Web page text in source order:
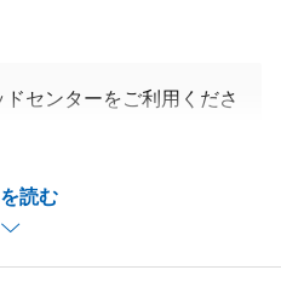
読む
センターをご利用くださ
、またメリット・デメリッ
ことを信条としております